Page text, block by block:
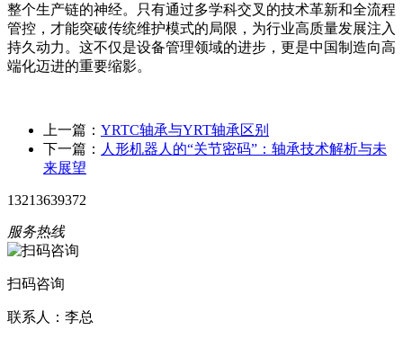
整个生产链的神经。只有通过多学科交叉的技术革新和全流程
管控，才能突破传统维护模式的局限，为行业高质量发展注入
持久动力。这不仅是设备管理领域的进步，更是中国制造向高
端化迈进的重要缩影。
上一篇： YRTC轴承与YRT轴承区别
下一篇： 人形机器人的“关节密码”：轴承技术解析与未
来展望
13213639372
服务热线
扫码咨询
联系人：李总